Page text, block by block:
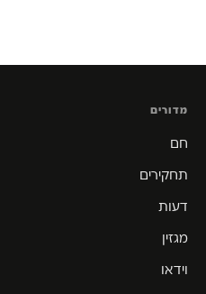
מדורים
חם
תחקירים
דעות
מגזין
וידאו